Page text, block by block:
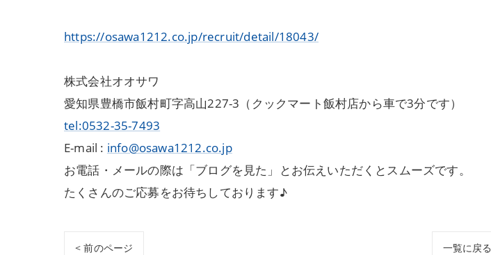
https://osawa1212.co.jp/recruit/detail/18043/
株式会社オオサワ
愛知県豊橋市飯村町字高山227-3（クックマート飯村店から車で3分です）
tel:0532-35-7493
E-mail : info@osawa1212.co.jp
お電話・メールの際は「ブログを見た」とお伝えいただくとスムーズです。
たくさんのご応募をお待ちしております♪
< 前のページ 一覧に戻る